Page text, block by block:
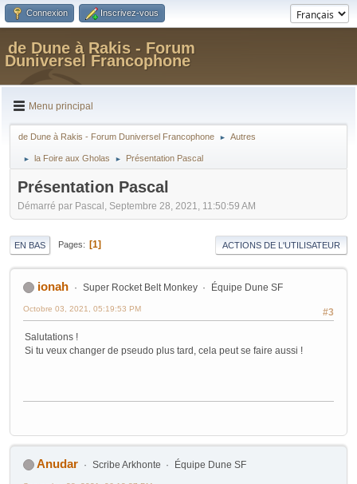
Connexion Inscrivez-vous
de Dune à Rakis - Forum
Duniversel Francophone
Menu principal
de Dune à Rakis - Forum Duniversel Francophone ► Autres
► la Foire aux Gholas ► Présentation Pascal
Présentation Pascal
Démarré par Pascal, Septembre 28, 2021, 11:50:59 AM
EN BAS Pages 1 ACTIONS DE L'UTILISATEUR
ionah Super Rocket Belt Monkey Équipe Dune SF
#3
Octobre 03, 2021, 05:19:53 PM
Salutations !
Si tu veux changer de pseudo plus tard, cela peut se faire aussi !
Anudar Scribe Arkhonte Équipe Dune SF